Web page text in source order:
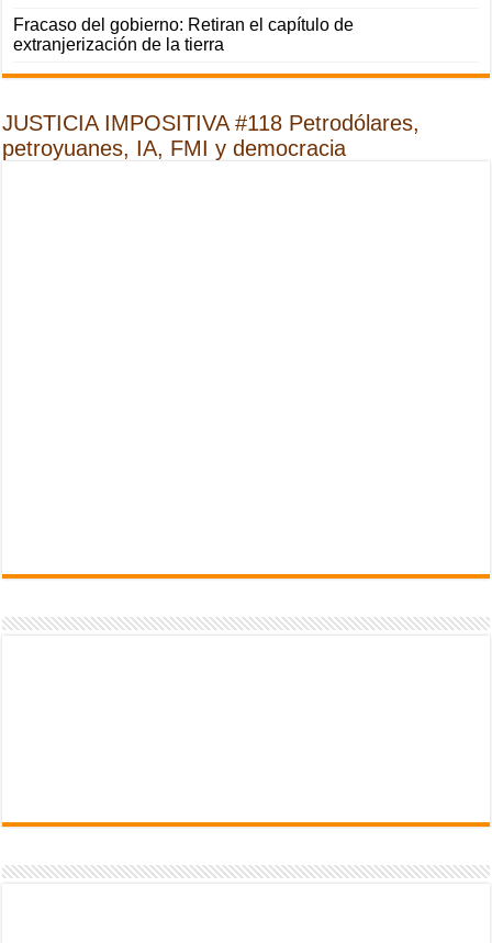
Fracaso del gobierno: Retiran el capítulo de
extranjerización de la tierra
JUSTICIA IMPOSITIVA #118 Petrodólares,
petroyuanes, IA, FMI y democracia